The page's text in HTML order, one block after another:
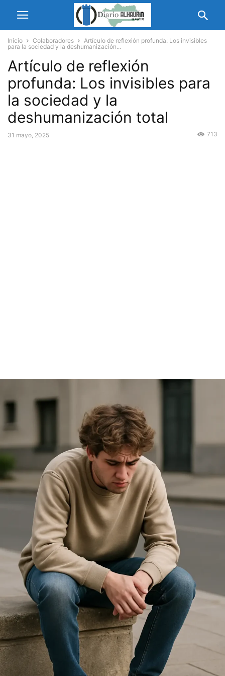
Inicio Colaboradores
Artículo de reflexión profunda: Los invisibles
para la sociedad y la deshumanización...
Artículo de reflexión
profunda: Los invisibles para
la sociedad y la
deshumanización total
31 mayo, 2025 713